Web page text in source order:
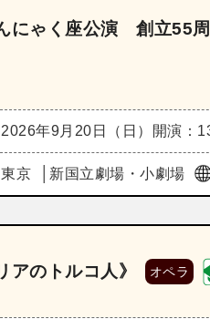
にゃく座公演 創立55
2026年9月20日（日） 開演：
東京 新国立劇場・小劇場
アのトルコ人》 オペラ